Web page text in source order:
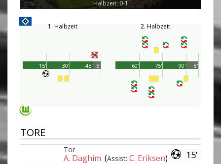
Halbzeit: 0-1
1. Halbzeit
45'
15' 30' 5'
2. Halbzeit
90'
60' 75' 8'
TORE
15'
Tor
A. Daghim (Assist: C. Eriksen)